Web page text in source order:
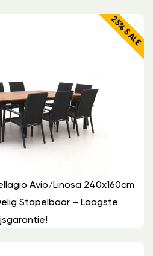
25% SALE
Avio/Linosa 240x160cm
Stapelbaar – Laagste